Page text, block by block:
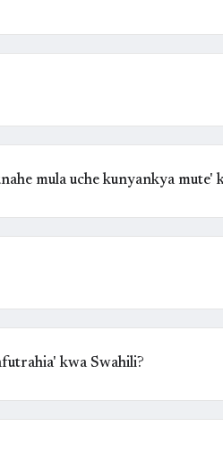
mula uche kunyankya mute'
kwa Swahili?